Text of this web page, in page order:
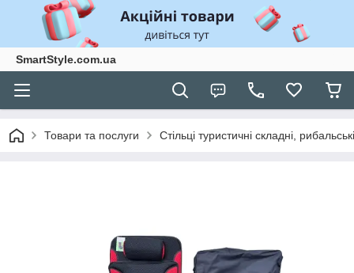
SmartStyle.com.ua
Товари та послуги Стільці туристичні складні,